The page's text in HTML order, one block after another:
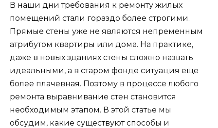
В наши дни требования к ремонту жилых
помещений стали гораздо более строгими.
Прямые стены уже не являются непременным
атрибутом квартиры или дома. На практике,
даже в новых зданиях стены сложно назвать
идеальными, а в старом фонде ситуация еще
более плачевная. Поэтому в процессе любого
ремонта выравнивание стен становится
необходимым этапом. В этой статье мы
обсудим, какие существуют способы и